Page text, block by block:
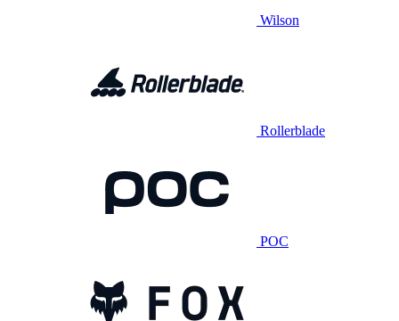
Wilson
Rollerblade
POC